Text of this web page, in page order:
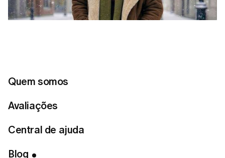
Quem somos
Avaliações
Central de ajuda
BlogÍndice